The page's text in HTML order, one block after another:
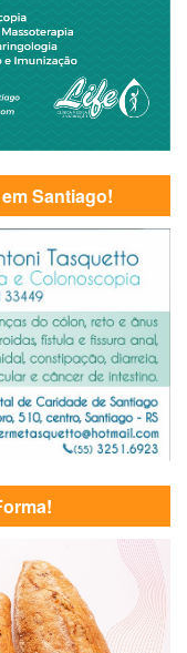
Santiago!